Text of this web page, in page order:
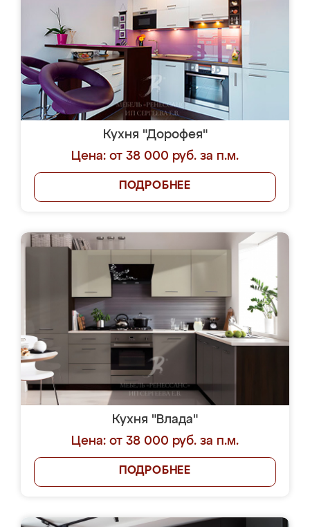
Кухня "Дорофея"
Цена: от 38 000 руб. за п.м.
ПОДРОБНЕЕ
Кухня "Влада"
Цена: от 38 000 руб. за п.м.
ПОДРОБНЕЕ